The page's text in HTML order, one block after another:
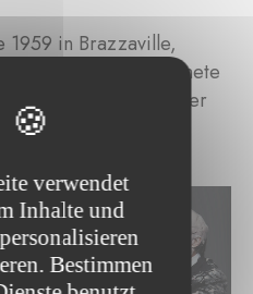
1959 in Brazzaville,
Biologie und widmete
vollständig der
den
verwendet
Inhalte und
Bestimmen